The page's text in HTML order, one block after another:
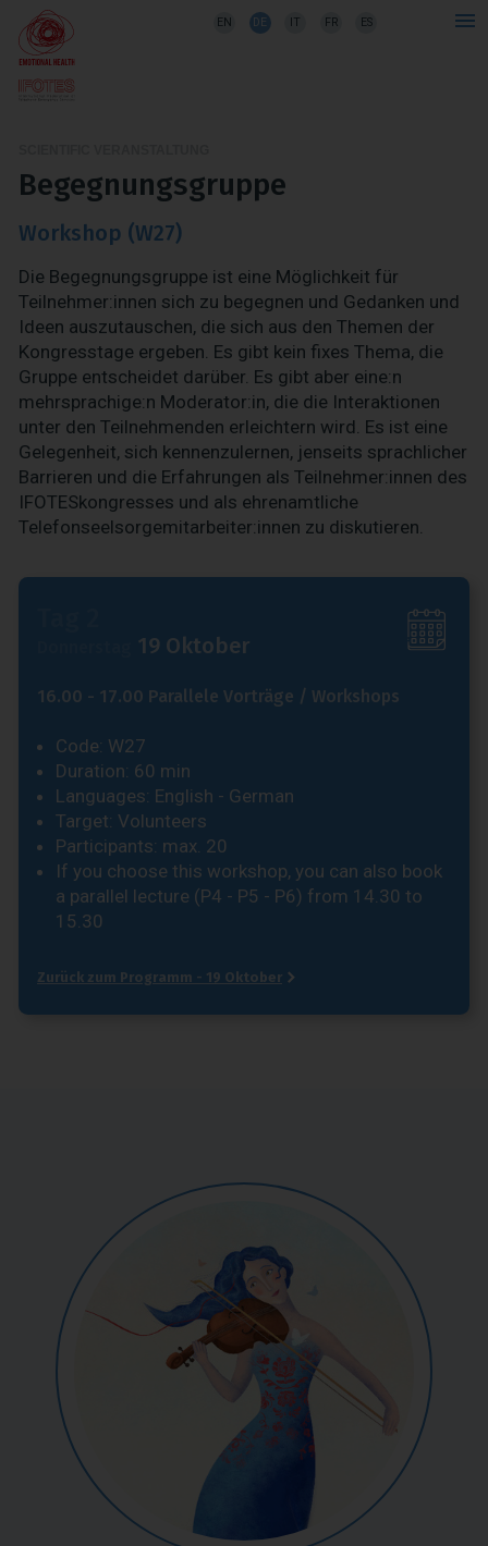
EN DE IT FR ES
Begegnungsgruppe
Workshop (W27)
Die Begegnungsgruppe ist eine Möglichkeit für
Teilnehmer:innen sich zu begegnen und Gedanken und
Ideen auszutauschen, die sich aus den Themen der
Kongresstage ergeben. Es gibt kein fixes Thema, die
Gruppe entscheidet darüber. Es gibt aber eine:n
mehrsprachige:n Moderator:in, die die Interaktionen
unter den Teilnehmenden erleichtern wird. Es ist eine
Gelegenheit, sich kennenzulernen, jenseits sprachlicher
Barrieren und die Erfahrungen als Teilnehmer:innen des
IFOTESkongresses und als ehrenamtliche
Telefonseelsorgemitarbeiter:innen zu diskutieren.
19 Oktober
16.00 - 17.00 Parallele Vorträge / Workshops
Code: W27
Duration: 60 min
Languages: English - German
Target: Volunteers
Participants: max. 20
If you choose this workshop, you can also book
a parallel lecture (P4 - P5 - P6) from 14.30 to
15.30
Zurück zum Programm - 19 Oktober